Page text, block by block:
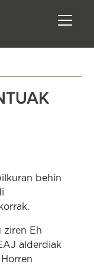
behin
ziren Eh
alderdiak